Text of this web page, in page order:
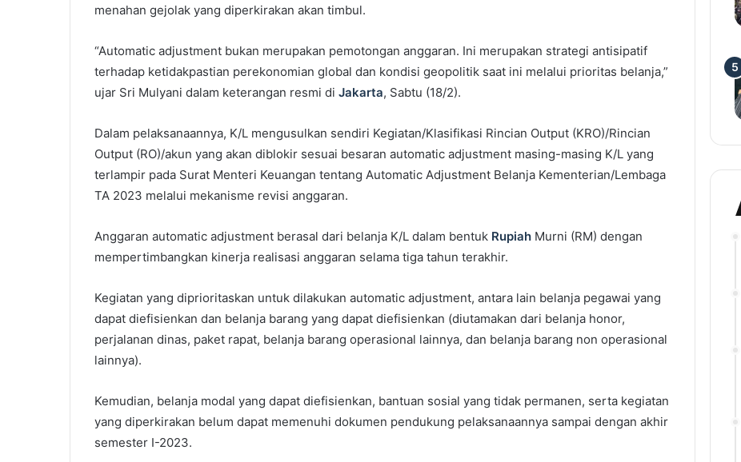
menahan gejolak yang diperkirakan akan timbul.
“Automatic adjustment bukan merupakan pemotongan anggaran. Ini merupakan strategi antisipatif
terhadap ketidakpastian perekonomian global dan kondisi geopolitik saat ini melalui prioritas belanja,”
ujar Sri Mulyani dalam keterangan resmi di Jakarta, Sabtu (18/2).
Dalam pelaksanaannya, K/L mengusulkan sendiri Kegiatan/Klasifikasi Rincian Output (KRO)/Rincian
Output (RO)/akun yang akan diblokir sesuai besaran automatic adjustment masing-masing K/L yang
terlampir pada Surat Menteri Keuangan tentang Automatic Adjustment Belanja Kementerian/Lembaga
TA 2023 melalui mekanisme revisi anggaran.
Anggaran automatic adjustment berasal dari belanja K/L dalam bentuk Rupiah Murni (RM) dengan
mempertimbangkan kinerja realisasi anggaran selama tiga tahun terakhir.
Kegiatan yang diprioritaskan untuk dilakukan automatic adjustment, antara lain belanja pegawai yang
dapat diefisienkan dan belanja barang yang dapat diefisienkan (diutamakan dari belanja honor,
perjalanan dinas, paket rapat, belanja barang operasional lainnya, dan belanja barang non operasional
lainnya).
Kemudian, belanja modal yang dapat diefisienkan, bantuan sosial yang tidak permanen, serta kegiatan
yang diperkirakan belum dapat memenuhi dokumen pendukung pelaksanaannya sampai dengan akhir
semester I-2023.